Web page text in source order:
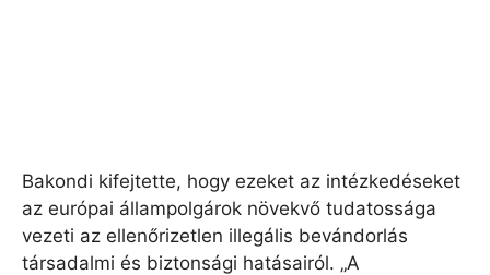
Bakondi kifejtette, hogy ezeket az intézkedéseket
az európai állampolgárok növekvő tudatossága
vezeti az ellenőrizetlen illegális bevándorlás
társadalmi és biztonsági hatásairól. „A